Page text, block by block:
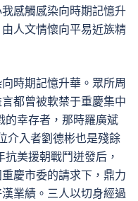
感觸感染向時期記憶升
人文情懷向平易近族精
時期記憶升華。眾所周
都曾被軟禁于重慶集中
的幸存者，那時羅廣斌
介入者劉德彬也是殘餘
美援朝戰鬥迸發后，
慶市委的請求下，鼎力
業績。三人以切身經過